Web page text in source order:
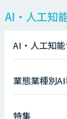
AI・人工知
AI・人工知
業態業種別
特集